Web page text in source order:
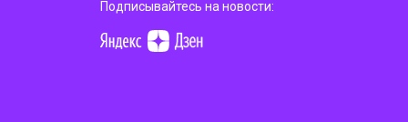
Подписывайтесь на новости: